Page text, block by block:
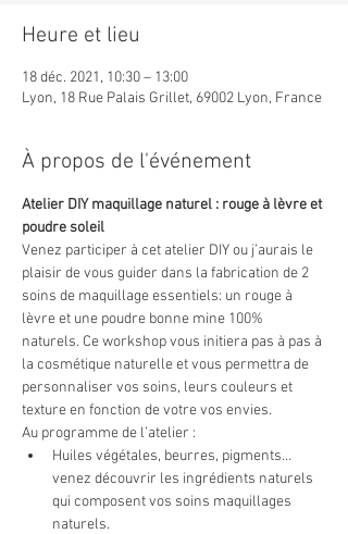
Heure et lieu
18 déc. 2021, 10:30 – 13:00
Lyon, 18 Rue Palais Grillet, 69002 Lyon, France
À propos de l'événement
Atelier DIY maquillage naturel : rouge à lèvre et
poudre soleil
Venez participer à cet atelier DIY ou j’aurais le
plaisir de vous guider dans la fabrication de 2
soins de maquillage essentiels: un rouge à
lèvre et une poudre bonne mine 100%
naturels. Ce workshop vous initiera pas à pas à
la cosmétique naturelle et vous permettra de
personnaliser vos soins, leurs couleurs et
texture en fonction de votre vos envies.
Au programme de l’atelier :
Huiles végétales, beurres, pigments…
venez découvrir les ingrédients naturels
qui composent vos soins maquillages
naturels.